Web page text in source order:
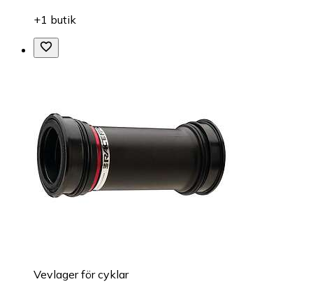
+1 butik
Vevlager för cyklar